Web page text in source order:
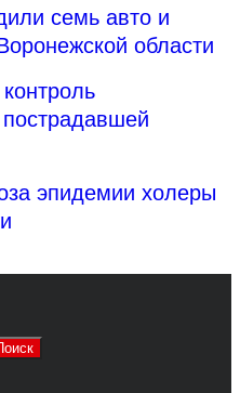
семь авто и
области
эпидемии холеры